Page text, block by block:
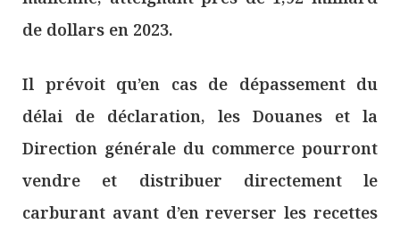
de dollars en 2023.
Il prévoit qu’en cas de dépassement du
délai de déclaration, les Douanes et la
Direction générale du commerce pourront
vendre et distribuer directement le
carburant avant d’en reverser les recettes